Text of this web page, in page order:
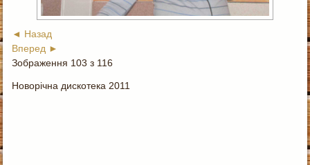
◄ Назад
Вперед ►
Зображення 103 з 116
Новорічна дискотека 2011